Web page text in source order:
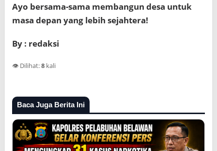
Ayo bersama-sama membangun desa untuk
masa depan yang lebih sejahtera!
By : redaksi
👁️ Dilihat:8 kali
Baca Juga Berita Ini